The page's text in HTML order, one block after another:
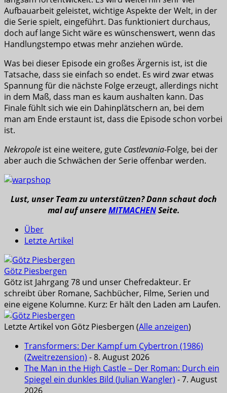
Aufbauarbeit geleistet, wichtige Aspekte der Welt, in der
die Serie spielt, eingeführt. Das funktioniert durchaus,
doch auf lange Sicht wäre es wünschenswert, wenn das
Handlungstempo etwas mehr anziehen würde.
Was bei dieser Episode ein großes Ärgernis ist, ist die
Tatsache, dass sie einfach so endet. Es wird zwar etwas
Spannung für die nächste Folge erzeugt, allerdings nicht
in dem Maß, dass man es kaum aushalten kann. Das
Finale fühlt sich wie ein Dahinplätschern an, bei dem
man am Ende erstaunt ist, dass die Episode schon vorbei
ist.
Nekropole ist eine weitere, gute Castlevania-Folge, bei der
aber auch die Schwächen der Serie offenbar werden.
Lust, unser Team zu unterstützen? Dann schaut doch
mal auf unsereMITMACHENSeite.
Über
Letzte Artikel
Götz Piesbergen
Götz ist Jahrgang 78 und unser Chefredakteur. Er
schreibt über Romane, Sachbücher, Filme, Serien und
eine eigene Kolumne. Kurz: Er hält den Laden am Laufen.
Letzte Artikel von Götz Piesbergen (Alle anzeigen)
Transformers: Der Kampf um Cybertron (1986)
(Zweitrezension) - 8. August 2026
The Man in the High Castle – Der Roman: Durch ein
Spiegel ein dunkles Bild (Julian Wangler) - 7. August
2026